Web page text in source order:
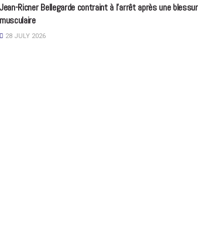
Jean-Ricner Bellegarde contraint à l’arrêt après une
musculaire
28 JULY 2026